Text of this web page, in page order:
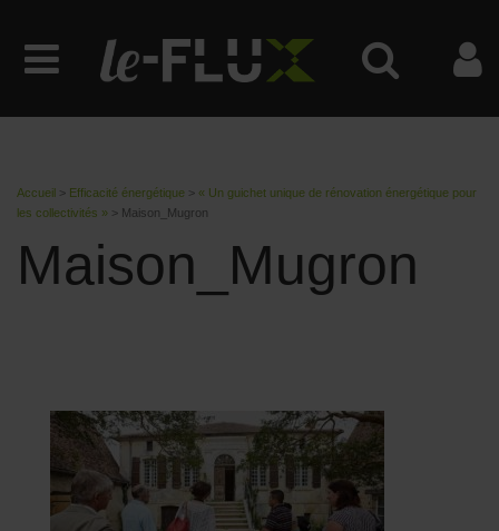
Accueil > Efficacité énergétique > « Un guichet unique de rénovation énergétique pour
les collectivités » > Maison_Mugron
Maison_Mugron